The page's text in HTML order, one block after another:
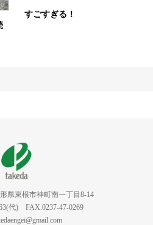
すごすぎる！
県東根市神町南一丁目8-14
代) FAX.0237-47-0269